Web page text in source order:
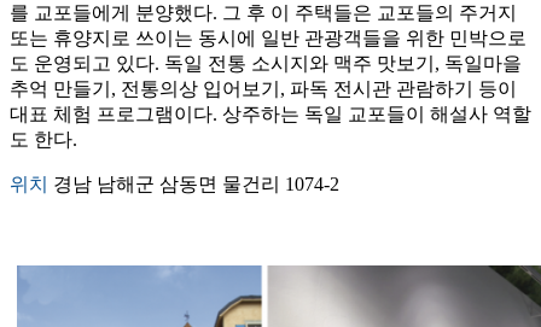
를 교포들에게 분양했다. 그 후 이 주택들은 교포들의 주거지
또는 휴양지로 쓰이는 동시에 일반 관광객들을 위한 민박으로
도 운영되고 있다. 독일 전통 소시지와 맥주 맛보기, 독일마을
추억 만들기, 전통의상 입어보기, 파독 전시관 관람하기 등이
대표 체험 프로그램이다. 상주하는 독일 교포들이 해설사 역할
도 한다.
위치 경남 남해군 삼동면 물건리 1074-2